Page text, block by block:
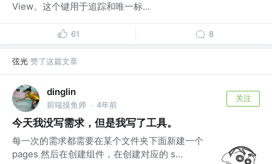
View。这个键用于追踪和唯一标...
61 8
弦光 赞了这篇文章
dinglin
前端摸鱼师 · 4年前
关注
今天我没写需求，但是我写了工具。
每一次的需求都需要在某个文件夹下面新建一个
pages 然后在创建组件，在创建对应的 s...